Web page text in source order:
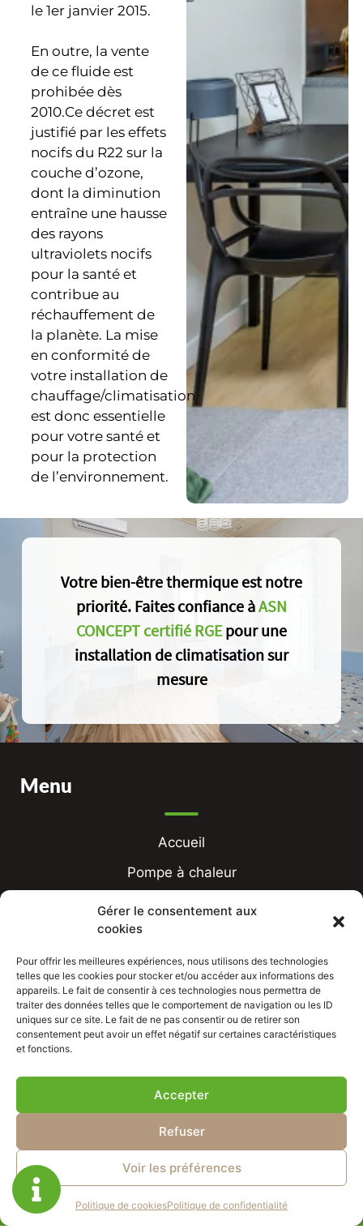
Gérer le consentement aux
cookies
Pour offrir les meilleures expériences, nous utilisons des technologies
telles que les cookies pour stocker et/ou accéder aux informations des
appareils. Le fait de consentir à ces technologies nous permettra de
traiter des données telles que le comportement de navigation ou les ID
uniques sur ce site. Le fait de ne pas consentir ou de retirer son
consentement peut avoir un effet négatif sur certaines caractéristiques
et fonctions.
Accepter
Refuser
Voir les préférences
Politique de cookiesPolitique de confidentialité
le 1er janvier 2015.
En outre, la vente
de ce fluide est
prohibée dès
2010.Ce décret est
justifié par les effets
nocifs du R22 sur la
couche d’ozone,
dont la diminution
entraîne une hausse
des rayons
ultraviolets nocifs
pour la santé et
contribue au
réchauffement de
la planète. La mise
en conformité de
votre installation de
chauffage/climatisation
est donc essentielle
pour votre santé et
pour la protection
de l’environnement.
Votre bien-être thermique est notre
priorité. Faites confiance àASN
CONCEPT certifié RGEpour une
installation de climatisation sur
mesure
Menu
Accueil
Pompe à chaleur
Climatisation
Chauffe-eau thermodynamique
Aides financières
Réalisations
Contact
Mentions légales
Politique de confidentialité
Plan de site